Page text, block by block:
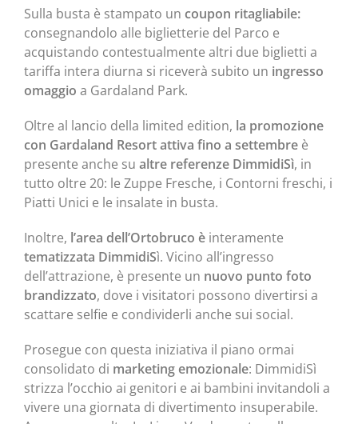
Sulla busta è stampato un coupon ritagliabile:
consegnandolo alle biglietterie del Parco e
acquistando contestualmente altri due biglietti a
tariffa intera diurna si riceverà subito un ingresso
omaggio a Gardaland Park.
Oltre al lancio della limited edition, la promozione
con Gardaland Resortattiva fino a settembre è
presente anche su altre referenze DimmidiSì, in
tutto oltre 20: le Zuppe Fresche, i Contorni freschi, i
Piatti Unici e le insalate in busta.
Inoltre, l’area dell’Ortobruco è interamente
tematizzata DimmidiSì. Vicino all’ingresso
dell’attrazione, è presente un nuovo punto foto
brandizzato, dove i visitatori possono divertirsi a
scattare selfie e condividerli anche sui social.
Prosegue con questa iniziativa il piano ormai
consolidato di marketing emozionale: DimmidiSì
strizza l’occhio ai genitori e ai bambini invitandoli a
vivere una giornata di divertimento insuperabile.